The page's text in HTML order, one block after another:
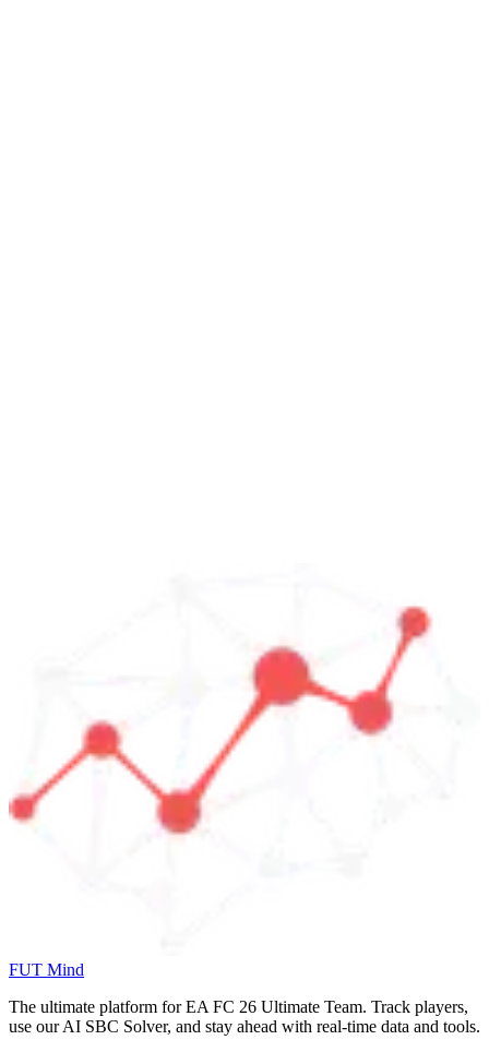
FUT Mind
The ultimate platform for EA FC 26 Ultimate Team. Track players,
use our AI SBC Solver, and stay ahead with real-time data and tools.